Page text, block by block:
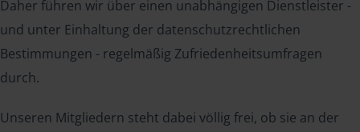
Daher führen wir über einen unabhängigen Dienstleister -
und unter Einhaltung der datenschutzrechtlichen
Bestimmungen - regelmäßig Zufriedenheitsumfragen
durch.
Unseren Mitgliedern steht dabei völlig frei, ob sie an der